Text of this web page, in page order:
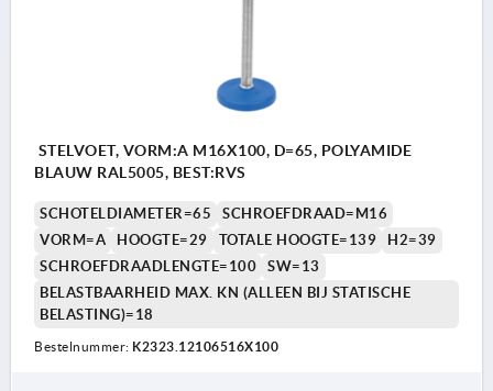
STELVOET, VORM:A M16X100, D=65, POLYAMIDE
BLAUW RAL5005, BEST:RVS
SCHOTELDIAMETER=65
SCHROEFDRAAD=M16
VORM=A
HOOGTE=29 TOTALE HOOGTE=139
H2=39
SCHROEFDRAADLENGTE=100
SW=13
BELASTBAARHEID MAX. KN (ALLEEN BIJ STATISCHE
BELASTING)=18
Bestelnummer: K2323.12106516X100